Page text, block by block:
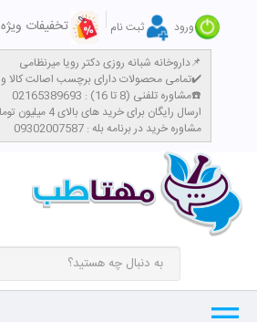
ورود ثبت نام تخفیفات ویژه
داروخانه شبانه روزی دکتر رویا میرنظامی📌
تمامی محصولات دارای برچسب اصالت کالا و سیب سلامت میباشند✔️
مشاوره تلفنی (8 تا 16) : 02165389693☎️
​ارسال رایگان برای خرید های بالای 4 میلیون تومان با پست پیشتاز
مشاوره خرید در برنامه بله : 09302007587